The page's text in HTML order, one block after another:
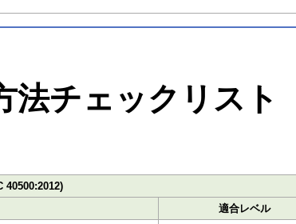
法チェックリスト
40500:2012)
適合レベル